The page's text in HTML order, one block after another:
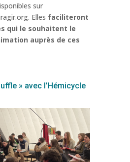
sur
Elles faciliteront
qui le souhaitent le
auprès de ces
» avec l’Hémicycle